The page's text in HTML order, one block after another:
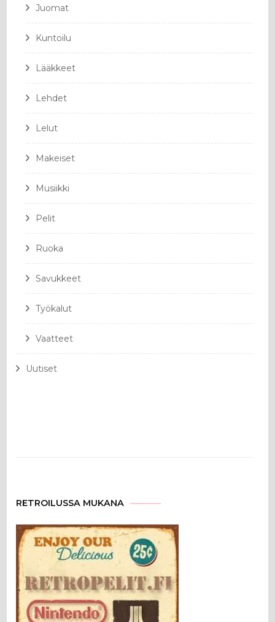
Juomat
Kuntoilu
Lääkkeet
Lehdet
Lelut
Makeiset
Musiikki
Pelit
Ruoka
Savukkeet
Työkalut
Vaatteet
Uutiset
RETROILUSSA MUKANA